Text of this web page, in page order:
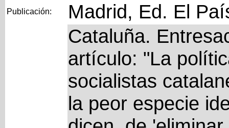
Publicación: Madrid, Ed. El
Cataluña.
artículo: "La
socialistas
la peor especie